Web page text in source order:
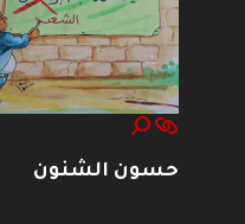
حسون الشنون